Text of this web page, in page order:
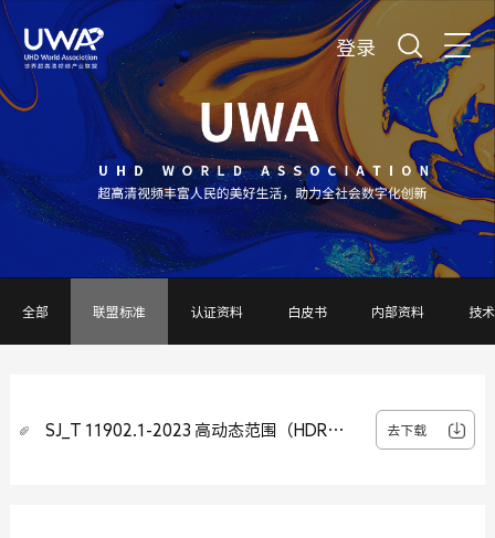
登录
全部 联盟标准 认证资料 白皮书 内部资料 技
SJ_T 11902.1-2023 高动态范围（HDR）
去下载